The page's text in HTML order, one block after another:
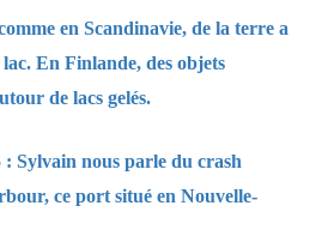
en Scandinavie, de la terre a
En Finlande, des objets
de lacs gelés.
: Sylvain nous parle du crash
ce port situé en Nouvelle-